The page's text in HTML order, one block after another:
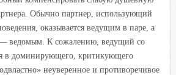
Обычно партнер, использующий
оказывается ведущим в паре, а
ведомым. К сожалению, ведущий со
в доминирующего, критикующего
неуверенное и противоречивое